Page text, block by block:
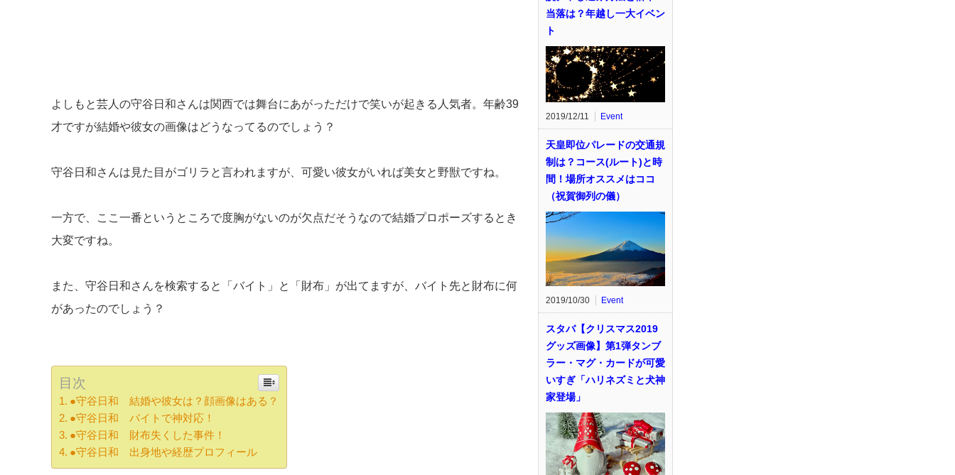
よしもと芸人の守谷日和さんは関西では舞台にあがっただけで笑いが起きる人気者。年齢39
才ですが結婚や彼女の画像はどうなってるのでしょう？
守谷日和さんは見た目がゴリラと言われますが、可愛い彼女がいれば美女と野獣ですね。
一方で、ここ一番というところで度胸がないのが欠点だそうなので結婚プロポーズするとき
大変ですね。
また、守谷日和さんを検索すると「バイト」と「財布」が出てますが、バイト先と財布に何
があったのでしょう？
目次
●守谷日和 結婚や彼女は？顔画像はある？
●守谷日和 バイトで神対応！
●守谷日和 財布失くした事件！
●守谷日和 出身地や経歴プロフィール
当落は？年越し一大イベン
ト
2019/12/11 Event
天皇即位パレードの交通規
制は？コース(ルート)と時
間！場所オススメはココ
（祝賀御列の儀）
2019/10/30 Event
スタバ【クリスマス2019
グッズ画像】第1弾タンブ
ラー・マグ・カードが可愛
いすぎ「ハリネズミと犬神
家登場」